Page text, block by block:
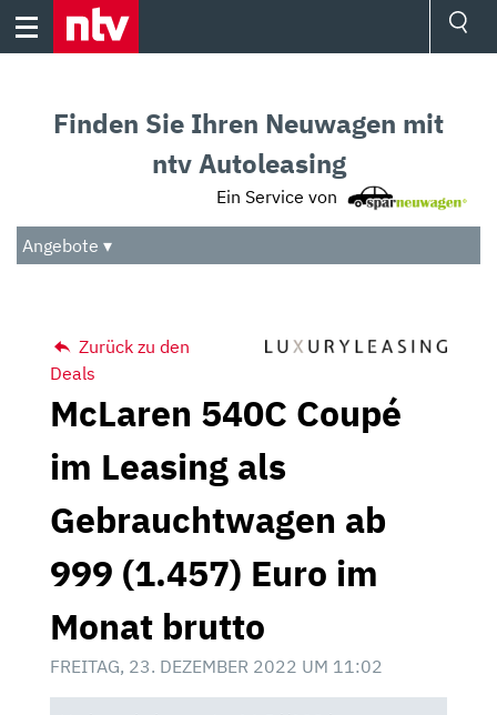
Skip
Audio
Das Beste
Finden Sie Ihren Neuwagen mit
ntv Autoleasing
Ein Service von
Angebote ▾
Zurück zu den
Deals
McLaren 540C Coupé
im Leasing als
Gebrauchtwagen ab
999 (1.457) Euro im
Monat brutto
FREITAG, 23. DEZEMBER 2022 UM 11:02